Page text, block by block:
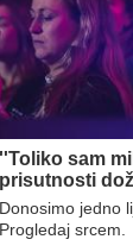
''Toliko sam
prisutnosti
Donosimo jedno
Progledaj srcem.